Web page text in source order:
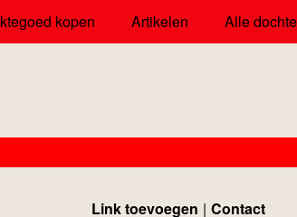
kopen Artikelen Alle
Link toevoegen Contact